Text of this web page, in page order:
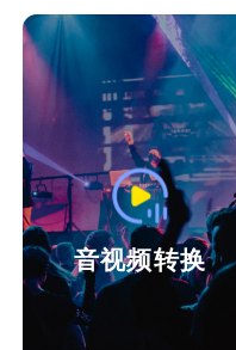
音视频转换